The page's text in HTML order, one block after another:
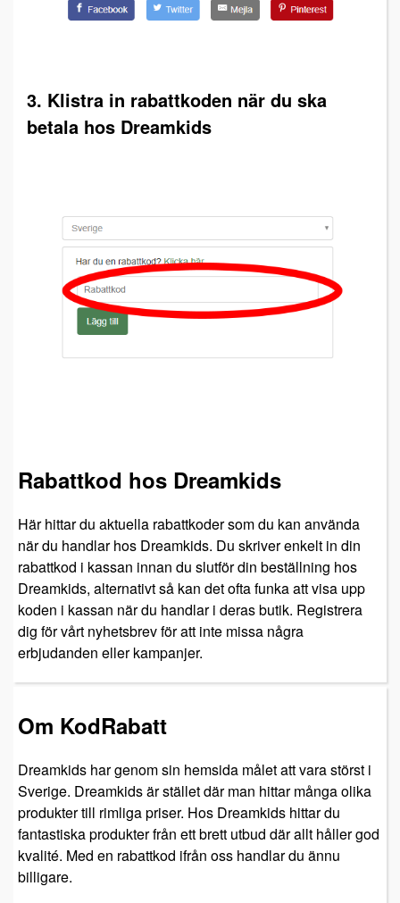
3. Klistra in rabattkoden när du ska
betala hos Dreamkids
Rabattkod hos Dreamkids
Här hittar du aktuella rabattkoder som du kan använda
när du handlar hos Dreamkids. Du skriver enkelt in din
rabattkod i kassan innan du slutför din beställning hos
Dreamkids, alternativt så kan det ofta funka att visa upp
koden i kassan när du handlar i deras butik. Registrera
dig för vårt nyhetsbrev för att inte missa några
erbjudanden eller kampanjer.
Om KodRabatt
Dreamkids har genom sin hemsida målet att vara störst i
Sverige. Dreamkids är stället där man hittar många olika
produkter till rimliga priser. Hos Dreamkids hittar du
fantastiska produkter från ett brett utbud där allt håller god
kvalité. Med en rabattkod ifrån oss handlar du ännu
billigare.